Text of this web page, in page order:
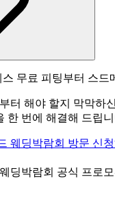
무료 피팅부터 스드
터 해야 할지 막막하
한 번에 해결해 드립
딩박람회 공식 프로모